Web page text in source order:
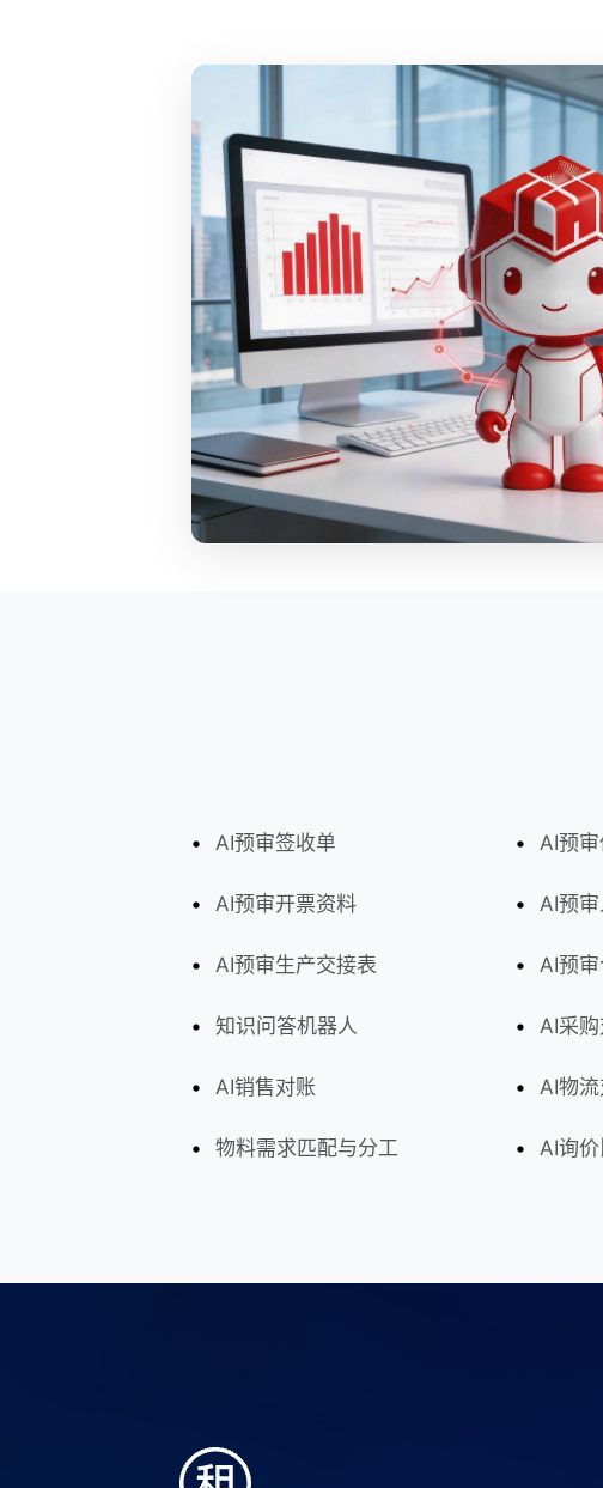
AI预审签收单 AI预
AI预审开票资料 AI预
AI预审生产交接表 AI预审
知识问答机器人 AI采
AI销售对账 AI物
物料需求匹配与分工 AI询